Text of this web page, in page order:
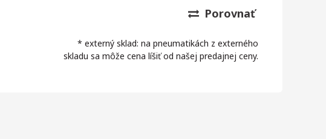
Porovnať
* externý sklad: na pneumatikách z externého
skladu sa môže cena líšiť od našej predajnej ceny.